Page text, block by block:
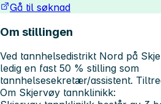
Gå til søknad
Om stillingen
Ved tannhelsedistrikt Nord på
ledig en fast 50 % stilling som
tannhelsesekretær/assistent.
Om Skjervøy tannklinikk: